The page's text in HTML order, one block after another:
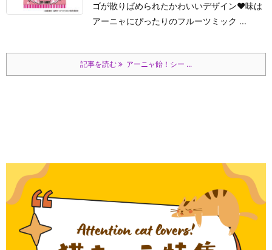
ゴが散りばめられたかわいいデザイン♥味は
アーニャにぴったりのフルーツミック ...
記事を読む アーニャ飴！シー ...